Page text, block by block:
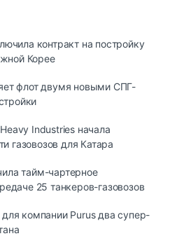
грузы
и
контракт на постройку
Корее
флот двумя новыми СПГ-
Industries начала
газовозов для Катара
тайм-чартерное
25 танкеров-газовозов
компании Purus два супер-